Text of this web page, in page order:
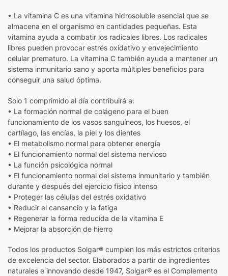
• La vitamina C es una vitamina hidrosoluble esencial que se
almacena en el organismo en cantidades pequeñas. Esta
vitamina ayuda a combatir los radicales libres. Los radicales
libres pueden provocar estrés oxidativo y envejecimiento
celular prematuro. La vitamina C también ayuda a mantener un
sistema inmunitario sano y aporta múltiples beneficios para
conseguir una salud óptima.
Solo 1 comprimido al día contribuirá a:
• La formación normal de colágeno para el buen
funcionamiento de los vasos sanguíneos, los huesos, el
cartílago, las encías, la piel y los dientes
• El metabolismo normal para obtener energía
• El funcionamiento normal del sistema nervioso
• La función psicológica normal
• El funcionamiento normal del sistema inmunitario y también
durante y después del ejercicio físico intenso
• Proteger las células del estrés oxidativo
• Reducir el cansancio y la fatiga
• Regenerar la forma reducida de la vitamina E
• Mejorar la absorción de hierro
Todos los productos Solgar® cumplen los más estrictos criterios
de excelencia del sector. Elaborados a partir de ingredientes
naturales e innovando desde 1947, Solgar® es el Complemento